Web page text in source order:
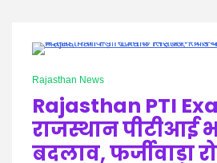
Rajasthan News
Rajasthan PTI
राजस्थान पीटीआई
बदलाव, फर्जीवाड़ा